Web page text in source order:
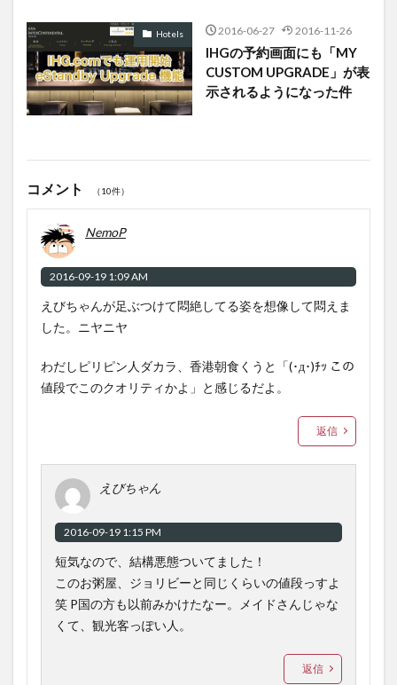
Hotels 2016-06-27 2016-11-26
IHGの予約画面にも「MY
CUSTOM UPGRADE」が表
示されるようになった件
コメント （10件）
NemoP
2016-09-19 1:09 AM
えびちゃんが足ぶつけて悶絶してる姿を想像して悶えま
した。ニヤニヤ
わだしピリピン人ダカラ、香港朝食くうと「(･д･)ﾁｯ この
値段でこのクオリティかよ」と感じるだよ。
返信
えびちゃん
2016-09-19 1:15 PM
短気なので、結構悪態ついてました！
このお粥屋、ジョリビーと同じくらいの値段っすよ
笑 P国の方も以前みかけたなー。メイドさんじゃな
くて、観光客っぽい人。
返信